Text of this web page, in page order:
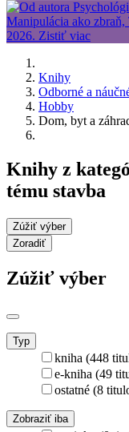
Knihy
Odborné a
Hobby
Dom, byt a
Knihy z
tému stavba
Zúžiť výber
Zoradiť
Zúžiť výber
Typ
kniha (448
e-kniha (49
ostatné (8
Zobraziť iba